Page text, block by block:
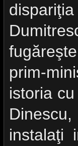
prim-
istoria
instalaţi